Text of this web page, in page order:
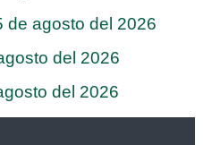
de agosto del 2026
del 2026
del 2026